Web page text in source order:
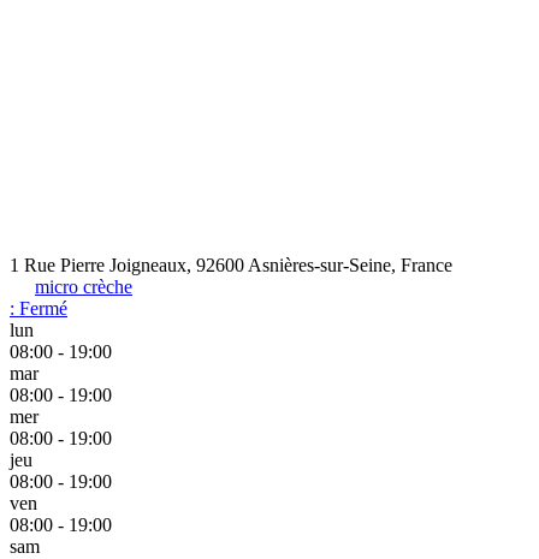
1 Rue Pierre Joigneaux, 92600 Asnières-sur-Seine, France
micro crèche
: Fermé
lun
08:00 - 19:00
mar
08:00 - 19:00
mer
08:00 - 19:00
jeu
08:00 - 19:00
ven
08:00 - 19:00
sam